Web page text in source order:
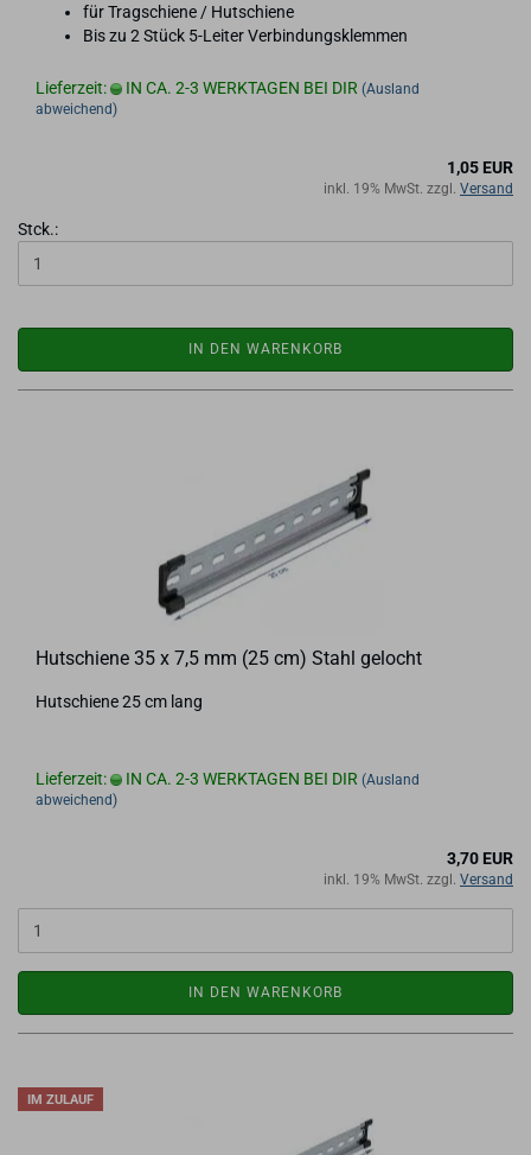
für Trag­schie­ne / Hut­schie­ne
Bis zu 2 Stück 5-​Leiter Ver­bin­dungs­klem­men
Lieferzeit: IN CA. 2-3 WERKTAGEN BEI DIR (Ausland
abweichend)
1,05 EUR
inkl. 19% MwSt. zzgl. Versand
Stck.:
IN DEN WARENKORB
Hut­schie­ne 35 x 7,5 mm (25 cm) Stahl ge­locht
Hut­schie­ne 25 cm lang
Lieferzeit: IN CA. 2-3 WERKTAGEN BEI DIR (Ausland
abweichend)
3,70 EUR
inkl. 19% MwSt. zzgl. Versand
IN DEN WARENKORB
IM ZULAUF